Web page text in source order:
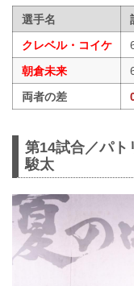
選手名
クレベル・コイケ
朝倉未来
両者の差
第14試合／パト
駿太